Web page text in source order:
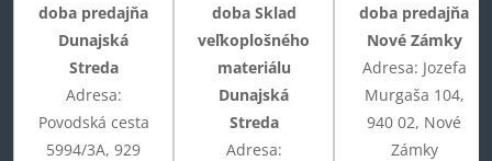
doba predajňa
Dunajská
Streda
Adresa:
Povodská cesta
5994/3A, 929
doba Sklad
veľkoplošného
materiálu
Dunajská
Streda
Adresa:
doba predajňa
Nové Zámky
Adresa: Jozefa
Murgaša 104,
940 02, Nové
Zámky